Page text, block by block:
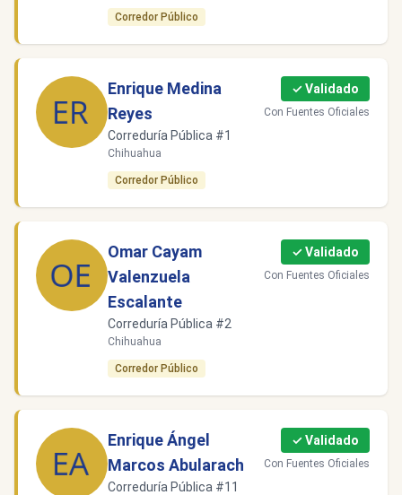
Corredor Público
Enrique Medina
Reyes
Correduría Pública #1
Chihuahua
✓ Validado
Con Fuentes Oficiales
Corredor Público
Omar Cayam
Valenzuela
Escalante
Correduría Pública #2
Chihuahua
✓ Validado
Con Fuentes Oficiales
Corredor Público
Enrique Ángel
Marcos Abularach
Correduría Pública #11
✓ Validado
Con Fuentes Oficiales